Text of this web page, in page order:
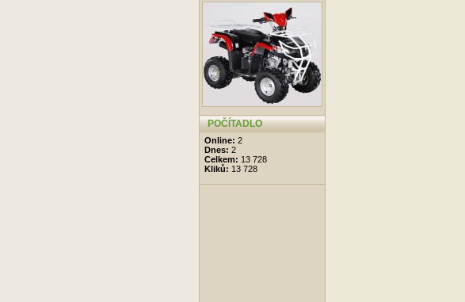
POČÍTADLO
Online: 2
Dnes: 2
Celkem: 13 728
Kliků: 13 728